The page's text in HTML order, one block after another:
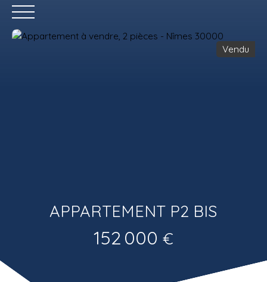
Vendu
APPARTEMENT P2 BIS
152 000 €